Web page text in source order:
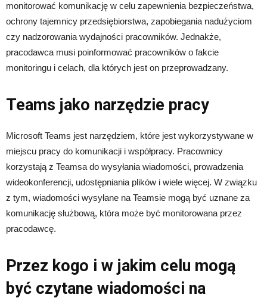
monitorować komunikację w celu zapewnienia bezpieczeństwa,
ochrony tajemnicy przedsiębiorstwa, zapobiegania nadużyciom
czy nadzorowania wydajności pracowników. Jednakże,
pracodawca musi poinformować pracowników o fakcie
monitoringu i celach, dla których jest on przeprowadzany.
Teams jako narzędzie pracy
Microsoft Teams jest narzędziem, które jest wykorzystywane w
miejscu pracy do komunikacji i współpracy. Pracownicy
korzystają z Teamsa do wysyłania wiadomości, prowadzenia
wideokonferencji, udostępniania plików i wiele więcej. W związku
z tym, wiadomości wysyłane na Teamsie mogą być uznane za
komunikację służbową, która może być monitorowana przez
pracodawcę.
Przez kogo i w jakim celu mogą
być czytane wiadomości na